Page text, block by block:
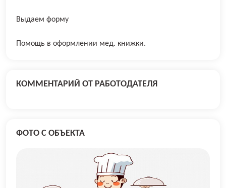
Выдаем форму
Помощь в оформлении мед. книжки.
КОММЕНТАРИЙ ОТ РАБОТОДАТЕЛЯ
ФОТО С ОБЪЕКТА